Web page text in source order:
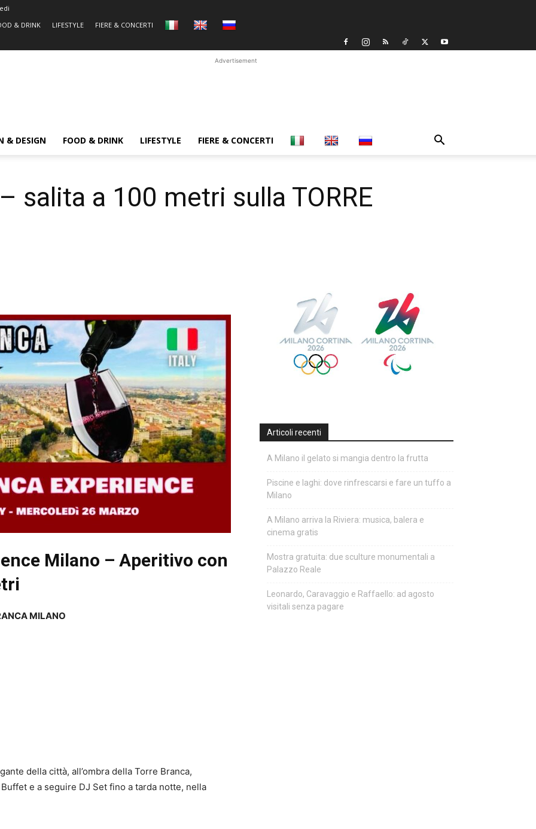
& DRINK
LIFESTYLE FIERE & CONCERTI
Advertisement
& DESIGN FOOD & DRINK LIFESTYLE FIERE & CONCERTI
salita a 100 metri sulla TORRE
Milano – Aperitivo con
MILANO
della città, all’ombra della Torre Branca,
e a seguire DJ Set fino a tarda notte, nella
Articoli recenti
A Milano il gelato si mangia dentro la frutta
Piscine e laghi: dove rinfrescarsi e fare un tuffo a
Milano
A Milano arriva la Riviera: musica, balera e
cinema gratis
Mostra gratuita: due sculture monumentali a
Palazzo Reale
Leonardo, Caravaggio e Raffaello: ad agosto
visitali senza pagare